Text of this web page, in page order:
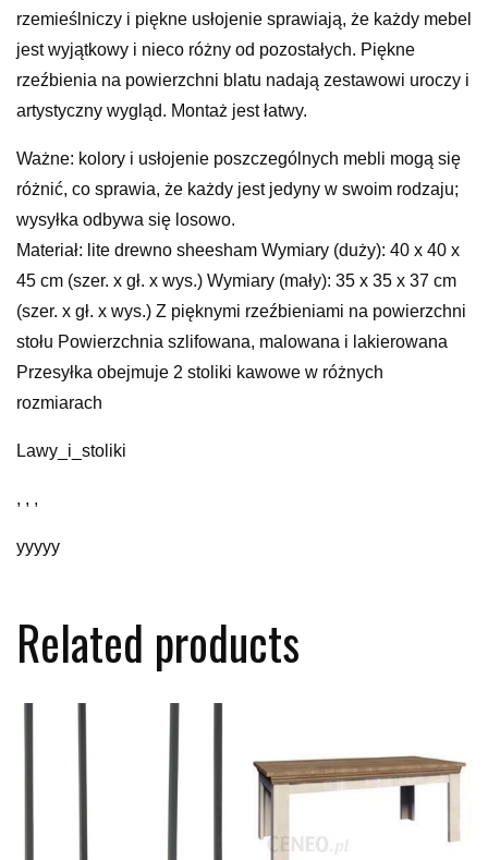
rzemieślniczy i piękne usłojenie sprawiają, że każdy mebel
jest wyjątkowy i nieco różny od pozostałych. Piękne
rzeźbienia na powierzchni blatu nadają zestawowi uroczy i
artystyczny wygląd. Montaż jest łatwy.
Ważne: kolory i usłojenie poszczególnych mebli mogą się
różnić, co sprawia, że każdy jest jedyny w swoim rodzaju;
wysyłka odbywa się losowo.
Materiał: lite drewno sheesham Wymiary (duży): 40 x 40 x
45 cm (szer. x gł. x wys.) Wymiary (mały): 35 x 35 x 37 cm
(szer. x gł. x wys.) Z pięknymi rzeźbieniami na powierzchni
stołu Powierzchnia szlifowana, malowana i lakierowana
Przesyłka obejmuje 2 stoliki kawowe w różnych
rozmiarach
Lawy_i_stoliki
, , ,
yyyyy
Related products